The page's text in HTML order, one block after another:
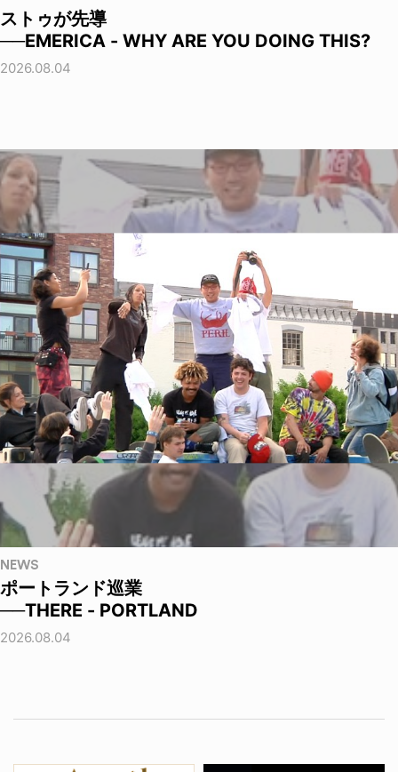
ストゥが先導
──EMERICA - WHY ARE YOU DOING THIS?
2026.08.04
NEWS
ポートランド巡業
──THERE - PORTLAND
2026.08.04